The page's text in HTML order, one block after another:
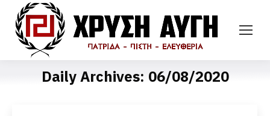
Daily Archives: 06/08/2020